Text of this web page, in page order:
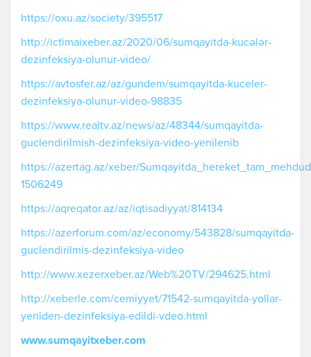
https://oxu.az/society/395517
http://ictimaixeber.az/2020/06/sumqayitda-kucələr-
dezinfeksiya-olunur-video/
https://avtosfer.az/az/gundem/sumqayitda-kuceler-
dezinfeksiya-olunur-vi̇deo-98835
https://www.realtv.az/news/az/48344/sumqayitda-
guclendirilmish-dezinfeksiya-video-yenilenib
https://azertag.az/xeber/
1506249
https://aqreqator.az/az/iqtisadiyyat/814134
https://azerforum.com/az/economy/543828/sumqayitda-
guclendirilmis-dezinfeksiya-video
http://www.xezerxeber.az/Web%20TV/294625.html
http://xeberle.com/cemiyyet/71542-sumqayitda-yollar-
yeniden-dezinfeksiya-edildi-vdeo.html
www.sumqayitxeber.com